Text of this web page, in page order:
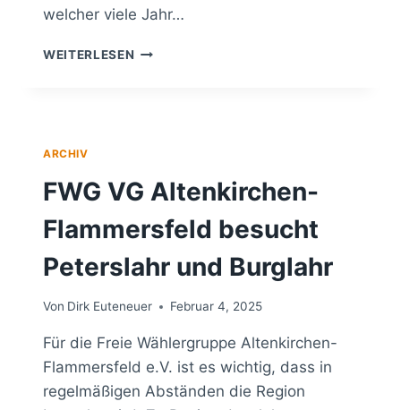
welcher viele Jahr…
WEITERLESEN MITGLIEDERVERSAMMLUNG
FLAMMERSFELD
E.V.
ARCHIV
FWG VG Altenkirchen-
Flammersfeld besucht
Peterslahr und Burglahr
Von Dirk Euteneuer Februar 4, 2025
Für die Freie Wählergruppe Altenkirchen-
Flammersfeld e.V. ist es wichtig, dass in
regelmäßigen Abständen die Region